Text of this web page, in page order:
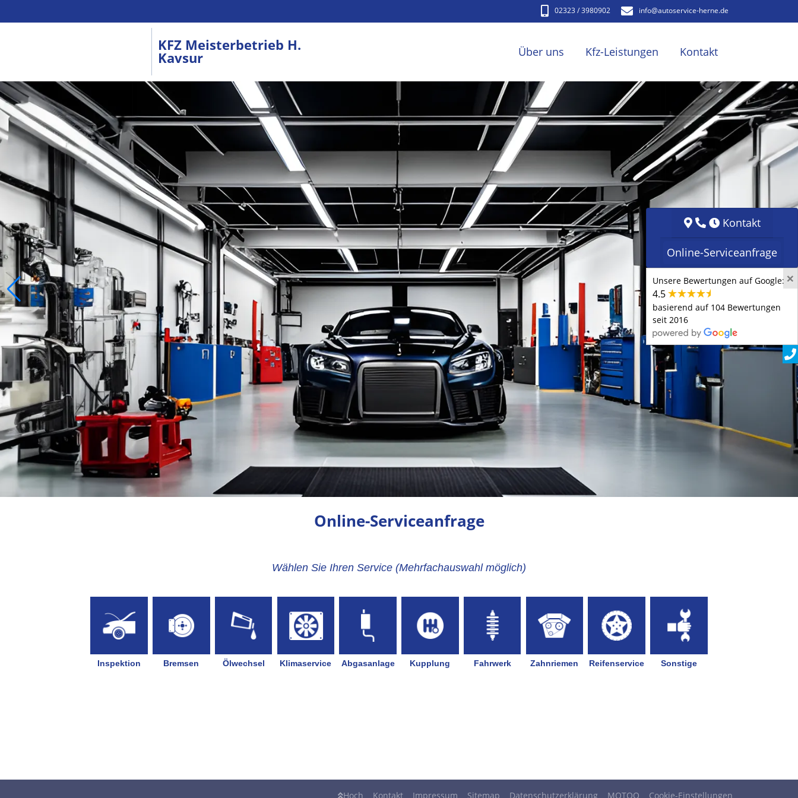
02323 / 3980902 info​@autoservice-herne.de
KFZ Meisterbetrieb H.
Kavsur Über uns Kfz-Leistungen Kontakt
Online-Serviceanfrage
Hoch Kontakt Impressum Sitemap Datenschutzerklärung MOTOO Cookie-Einstellungen
Kontakt
Online-Serviceanfrage
×
Unsere Bewertungen auf Google:
4.5
basierend auf 104 Bewertungen
seit 2016